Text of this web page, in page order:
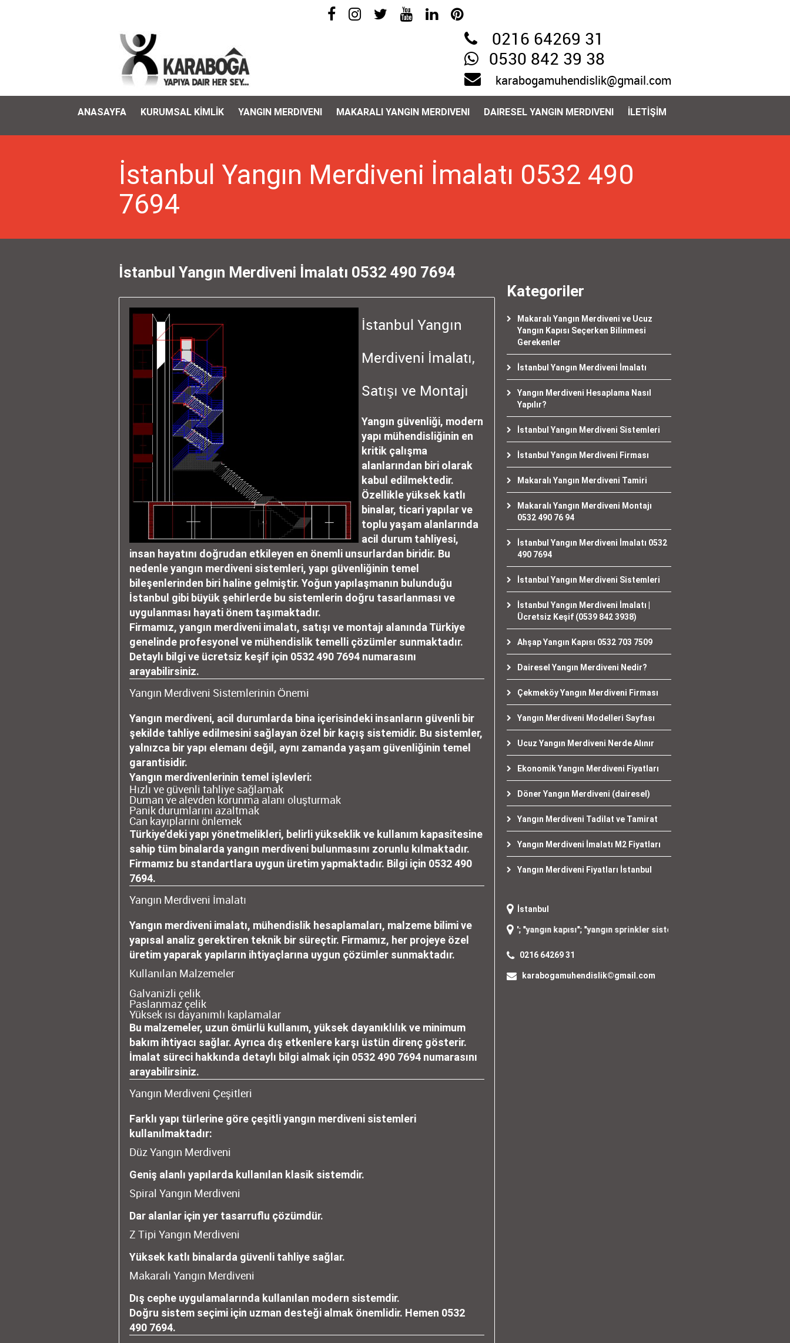
0216 64269 31
0530 842 39 38
karabogamuhendislik@gmail.com
ANASAYFA KURUMSAL KİMLİK YANGIN MERDIVENI MAKARALI YANGIN MERDIVENI DAIRESEL YANGIN MERDIVENI İLETİŞİM
İstanbul Yangın Merdiveni İmalatı 0532 490
7694
İstanbul Yangın Merdiveni İmalatı 0532 490 7694
İstanbul Yangın
Merdiveni İmalatı,
Satışı ve Montajı
Yangın güvenliği, modern
yapı mühendisliğinin en
kritik çalışma
alanlarından biri olarak
kabul edilmektedir.
Özellikle yüksek katlı
binalar, ticari yapılar ve
toplu yaşam alanlarında
acil durum tahliyesi,
insan hayatını doğrudan etkileyen en önemli unsurlardan biridir. Bu
nedenle yangın merdiveni sistemleri, yapı güvenliğinin temel
bileşenlerinden biri haline gelmiştir. Yoğun yapılaşmanın bulunduğu
İstanbul gibi büyük şehirlerde bu sistemlerin doğru tasarlanması ve
uygulanması hayati önem taşımaktadır.
Firmamız, yangın merdiveni imalatı, satışı ve montajı alanında Türkiye
genelinde profesyonel ve mühendislik temelli çözümler sunmaktadır.
Detaylı bilgi ve ücretsiz keşif için 0532 490 7694 numarasını
arayabilirsiniz.
Yangın Merdiveni Sistemlerinin Önemi
Yangın merdiveni, acil durumlarda bina içerisindeki insanların güvenli bir
şekilde tahliye edilmesini sağlayan özel bir kaçış sistemidir. Bu sistemler,
yalnızca bir yapı elemanı değil, aynı zamanda yaşam güvenliğinin temel
garantisidir.
Yangın merdivenlerinin temel işlevleri:
Hızlı ve güvenli tahliye sağlamak
Duman ve alevden korunma alanı oluşturmak
Panik durumlarını azaltmak
Can kayıplarını önlemek
Türkiye’deki yapı yönetmelikleri, belirli yükseklik ve kullanım kapasitesine
sahip tüm binalarda yangın merdiveni bulunmasını zorunlu kılmaktadır.
Firmamız bu standartlara uygun üretim yapmaktadır. Bilgi için 0532 490
7694.
Yangın Merdiveni İmalatı
Yangın merdiveni imalatı, mühendislik hesaplamaları, malzeme bilimi ve
yapısal analiz gerektiren teknik bir süreçtir. Firmamız, her projeye özel
üretim yaparak yapıların ihtiyaçlarına uygun çözümler sunmaktadır.
Kullanılan Malzemeler
Galvanizli çelik
Paslanmaz çelik
Yüksek ısı dayanımlı kaplamalar
Bu malzemeler, uzun ömürlü kullanım, yüksek dayanıklılık ve minimum
bakım ihtiyacı sağlar. Ayrıca dış etkenlere karşı üstün direnç gösterir.
İmalat süreci hakkında detaylı bilgi almak için 0532 490 7694 numarasını
arayabilirsiniz.
Yangın Merdiveni Çeşitleri
Farklı yapı türlerine göre çeşitli yangın merdiveni sistemleri
kullanılmaktadır:
Düz Yangın Merdiveni
Geniş alanlı yapılarda kullanılan klasik sistemdir.
Spiral Yangın Merdiveni
Dar alanlar için yer tasarruflu çözümdür.
Z Tipi Yangın Merdiveni
Yüksek katlı binalarda güvenli tahliye sağlar.
Makaralı Yangın Merdiveni
Dış cephe uygulamalarında kullanılan modern sistemdir.
Doğru sistem seçimi için uzman desteği almak önemlidir. Hemen 0532
490 7694.
Kategoriler
Makaralı Yangın Merdiveni ve Ucuz
Yangın Kapısı Seçerken Bilinmesi
Gerekenler
İstanbul Yangın Merdiveni İmalatı
Yangın Merdiveni Hesaplama Nasıl
Yapılır?
İstanbul Yangın Merdiveni Sistemleri
İstanbul Yangın Merdiveni Firması
Makaralı Yangın Merdiveni Tamiri
Makaralı Yangın Merdiveni Montajı
0532 490 76 94
İstanbul Yangın Merdiveni İmalatı 0532
490 7694
İstanbul Yangın Merdiveni Sistemleri
İstanbul Yangın Merdiveni İmalatı |
Ücretsiz Keşif (0539 842 3938)
Ahşap Yangın Kapısı 0532 703 7509
Dairesel Yangın Merdiveni Nedir?
Çekmeköy Yangın Merdiveni Firması
Yangın Merdiveni Modelleri Sayfası
Ucuz Yangın Merdiveni Nerde Alınır
Ekonomik Yangın Merdiveni Fiyatları
Döner Yangın Merdiveni (dairesel)
Yangın Merdiveni Tadilat ve Tamirat
Yangın Merdiveni İmalatı M2 Fiyatları
Yangın Merdiveni Fiyatları İstanbul
İstanbul
"yangın merdiveni yangın kapısı"; "yangın sprinkler sistemi"; "yangın dolabı satışı
0216 64269 31
karabogamuhendislik©gmail.com